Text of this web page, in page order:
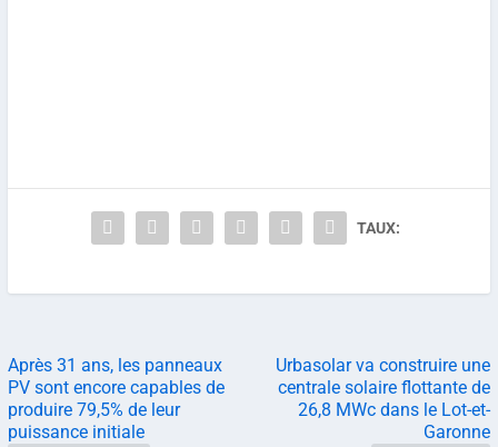
TAUX:
Après 31 ans, les panneaux
PV sont encore capables de
produire 79,5% de leur
puissance initiale
Urbasolar va construire une
centrale solaire flottante de
26,8 MWc dans le Lot-et-
Garonne